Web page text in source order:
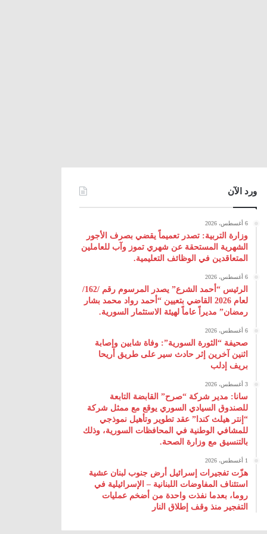
ورد الآن
6 أغسطس، 2026
وزارة التربية: تصدر تعميماً يقضي بصرف الأجور
الشهرية المستحقة عن شهري تموز وآب للعاملين
المتعاقدين في الوظائف التعليمية.
6 أغسطس، 2026
الرئيس “أحمد الشرع” يصدر المرسوم رقم /162/
لعام 2026 ‌القاضي بتعيين “أحمد رواد محمد بشار
رمضان” مديراً عاماً لهيئة ‌الاستثمار السورية.
6 أغسطس، 2026
صحيفة “الثورة السورية”: وفاة شابين وإصابة
اثنين آخرين إثر حادث سير على طريق أريحا
بريف إدلب
3 أغسطس، 2026
سانا: مدير شركة “صرح” القابضة التابعة
للصندوق السيادي السوري يوقع مع ممثل شركة
“إنتر هيلث كندا” عقد تطوير وتأهيل نموذجي
للمشافي الوطنية في المحافظات السورية، وذلك
بالتنسيق مع وزارة الصحة.
1 أغسطس، 2026
هزّت تفجيرات إسرائيل أرض جنوب لبنان عشية
استئناف المفاوضات اللبنانية – الإسرائيلية في
روما، بعدما نفذت واحدة من أضخم عمليات
التفجير منذ وقف إطلاق النار